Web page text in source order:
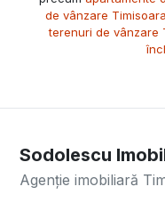
de vânzare Timisoara
terenuri de vânzare
Sodolescu
Agenție imobiliară